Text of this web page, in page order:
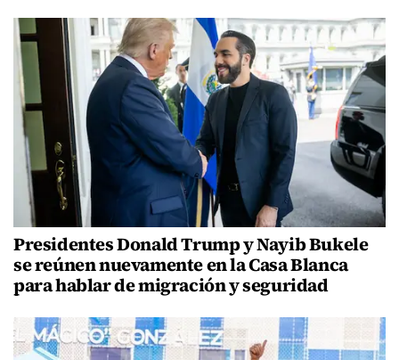
Presidentes Donald Trump y Nayib Bukele
se reúnen nuevamente en la Casa Blanca
para hablar de migración y seguridad